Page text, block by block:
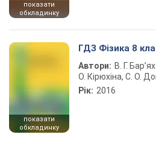
показати
обкладинку
показати
обкладинку
ГДЗ Фізика 8
Автори: В. Г.
О. Кірюхіна, С. О.
Рік: 2016